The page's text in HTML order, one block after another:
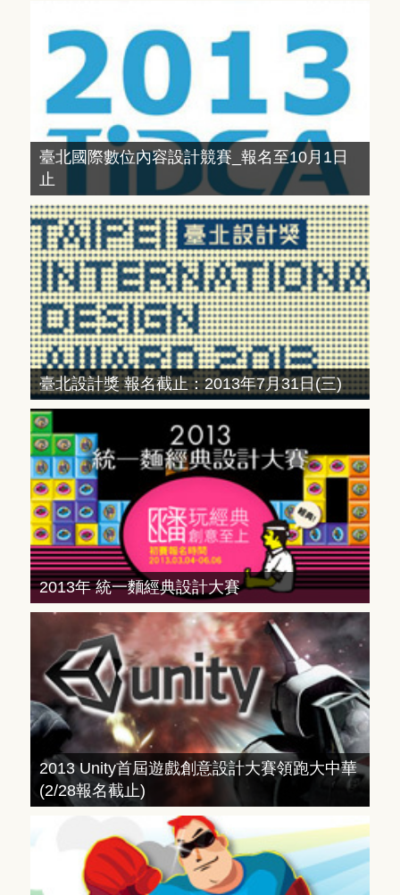
臺北國際數位內容設計競賽_報名至10月1日
止
臺北設計獎 報名截止：2013年7月31日(三)
2013年 統一麵經典設計大賽
2013 Unity首屆遊戲創意設計大賽領跑大中華
(2/28報名截止)